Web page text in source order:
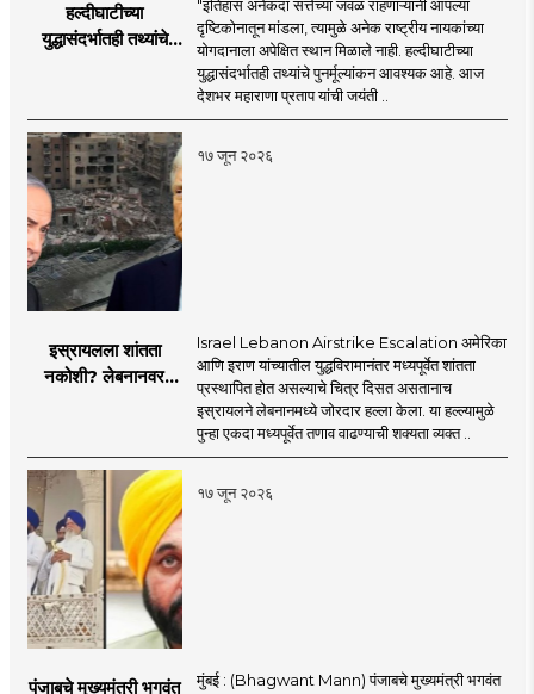
हल्दीघाटीच्या
युद्धासंदर्भातही तथ्यांचे
मोहनजी भागवत
"इतिहास अनेकदा सत्तेच्या जवळ राहणाऱ्यांनी आपल्या
दृष्टिकोनातून मांडला, त्यामुळे अनेक राष्ट्रीय नायकांच्या
योगदानाला अपेक्षित स्थान मिळाले नाही. हल्दीघाटीच्या
युद्धासंदर्भातही तथ्यांचे पुनर्मूल्यांकन आवश्यक आहे. आज
देशभर महाराणा प्रताप यांची जयंती ..
१७ जून २०२६
इस्रायलला शांतता
नकोशी? लेबनानवर
इराण-अमेरिकेत आरोप-
प्रत्यारोप
Israel Lebanon Airstrike Escalation अमेरिका
आणि इराण यांच्यातील युद्धविरामानंतर मध्यपूर्वेत शांतता
प्रस्थापित होत असल्याचे चित्र दिसत असतानाच
इस्रायलने लेबनानमध्ये जोरदार हल्ला केला. या हल्ल्यामुळे
पुन्हा एकदा मध्यपूर्वेत तणाव वाढण्याची शक्यता व्यक्त ..
१७ जून २०२६
पंजाबचे मुख्यमंत्री भगवंत
मुंबई : (Bhagwant Mann) पंजाबचे मुख्यमंत्री भगवंत